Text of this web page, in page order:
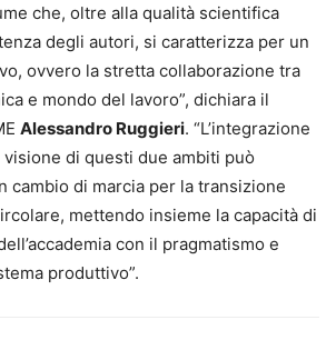
che, oltre alla qualità scientifica
degli autori, si caratterizza per un
ovvero la stretta collaborazione tra
e mondo del lavoro”, dichiara il
Alessandro Ruggieri. “L’integrazione
di questi due ambiti può
cambio di marcia per la transizione
mettendo insieme la capacità di
con il pragmatismo e
produttivo”.